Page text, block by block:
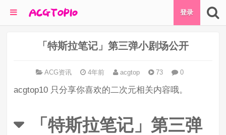
登录
「特斯拉笔记」第三弹小剧场公开
ACG资讯 4年前 acgtop 73 0
acgtop10 只分享你喜欢的二次元相关内容哦。
「特斯拉笔记」第三弹